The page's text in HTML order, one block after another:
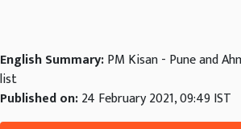
English Summary:PM Kisan - Pune and
list
Published on:24 February 2021, 09:49 IST